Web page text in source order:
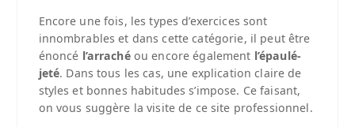
Encore une fois, les types d’exercices sont
innombrables et dans cette catégorie, il peut être
énoncé l’arrachéou encore également l’épaulé-
jeté. Dans tous les cas, une explication claire de
styles et bonnes habitudes s’impose. Ce faisant,
on vous suggère la visite de ce site professionnel.